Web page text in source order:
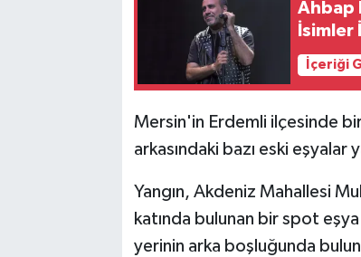
Ahbap
İsimler
İçeriği
Mersin'in Erdemli ilçesinde
arkasındaki bazı eski eşyalar
Yangın, Akdeniz Mahallesi
katında bulunan bir spot eşya
yerinin arka boşluğunda